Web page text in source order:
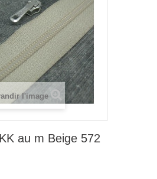
l'image
au m Beige 572